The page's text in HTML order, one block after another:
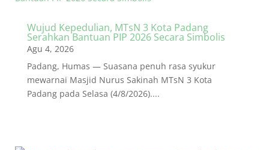
Wujud Kepedulian, MTsN 3 Kota Padang
Serahkan Bantuan PIP 2026 Secara Simbolis
Agu 4, 2026
Padang, Humas — Suasana penuh rasa syukur
mewarnai Masjid Nurus Sakinah MTsN 3 Kota
Padang pada Selasa (4/8/2026)....